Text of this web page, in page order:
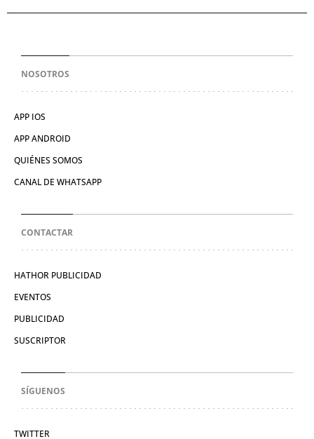
NOSOTROS
APP IOS
APP ANDROID
QUIÉNES SOMOS
CANAL DE WHATSAPP
CONTACTAR
HATHOR PUBLICIDAD
EVENTOS
PUBLICIDAD
SUSCRIPTOR
SÍGUENOS
TWITTER